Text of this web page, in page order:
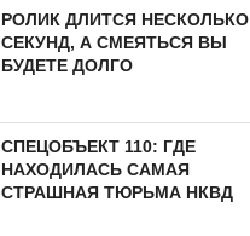
РОЛИК ДЛИТСЯ НЕСКОЛЬКО
СЕКУНД, А СМЕЯТЬСЯ ВЫ
БУДЕТЕ ДОЛГО
СПЕЦОБЪЕКТ 110: ГДЕ
НАХОДИЛАСЬ САМАЯ
СТРАШНАЯ ТЮРЬМА НКВД